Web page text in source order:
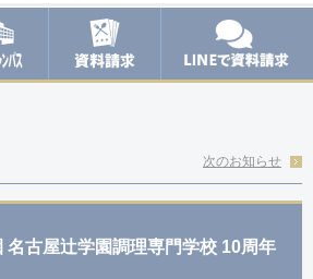
次のお知らせ
名古屋辻学園調理専門学校 10周年